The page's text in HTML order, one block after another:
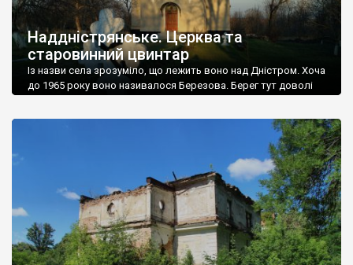
Наддністрянське. Церква та
старовинний цвинтар
Із назви села зрозуміло, що лежить воно над Дністром. Хоча
до 1965 року воно називалося Березова. Берег тут доволі
Наддністрянське відрізняється від більшості навколишніх
сіл. У селі є мурована Михайлівська церква. Точної дати […]